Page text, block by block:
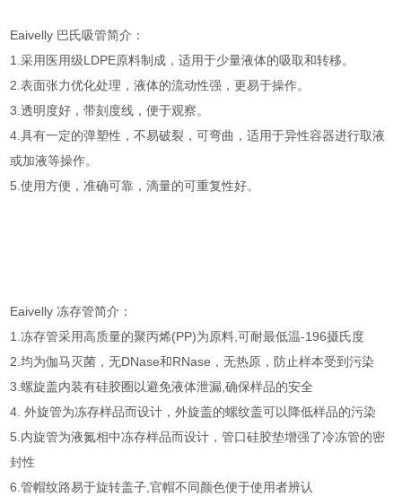
Eaivelly 巴氏吸管简介：
1.采用医用级LDPE原料制成，适用于少量液体的吸取和转移。
2.表面张力优化处理，液体的流动性强，更易于操作。
3.透明度好，带刻度线，便于观察。
4.具有一定的弹塑性，不易破裂，可弯曲，适用于异性容器进行取液
或加液等操作。
5.使用方便，准确可靠，滴量的可重复性好。
Eaivelly 冻存管简介：
1.冻存管采用高质量的聚丙烯(PP)为原料,可耐最低温-196摄氏度
2.均为伽马灭菌，无DNase和RNase，无热原，防止样本受到污染
3.螺旋盖内装有硅胶圈以避免液体泄漏,确保样品的安全
4. 外旋管为冻存样品而设计，外旋盖的螺纹盖可以降低样品的污染
5.内旋管为液氮相中冻存样品而设计，管口硅胶垫增强了冷冻管的密
封性
6.管帽纹路易于旋转盖子,官帽不同颜色便于使用者辨认